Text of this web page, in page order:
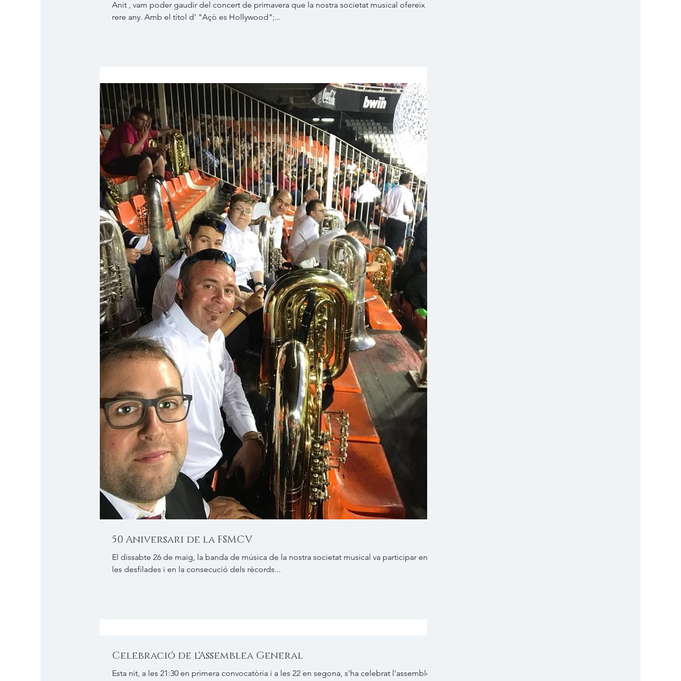
Anit , vam poder gaudir del concert de primavera que la nostra societat musical ofereix any
rere any. Amb el títol d' "Açò es Hollywood";...
50 Aniversari de la FSMCV
El dissabte 26 de maig, la banda de música de la nostra societat musical va participar en
les desfilades i en la consecució dels rècords...
Celebració de l'Assemblea General
Esta nit, a les 21:30 en primera convocatòria i a les 22 en segona, s'ha celebrat l'assemblea